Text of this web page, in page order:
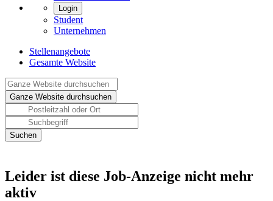
Login
Student
Unternehmen
Stellenangebote
Gesamte Website
Leider ist diese Job-Anzeige nicht mehr
aktiv